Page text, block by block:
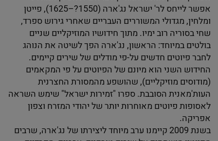
אפשר לייחס לר' ישראל נג'ארה (1550?–1625), פייטן
ומלחין, מגדולי המשוררים העבריים שאחרי גירוש ספרד,
שחי בסוריה רוב ימיו. מתוך חידושיו המוזיקליים שניים
בולטים במיוחד: הראשון, נג'ארה הפך לשיטה את הנוהג
לחבר פיוטים חדשים על-פי מודלים של שירים קיימים.
החידוש השני הוא מיונם של הפיוטים על פי המקאמים
(מודוסים מוזיקליים), שהושפע מהמסורת החצרנית
העות'מאנית הסובבת. ספרו "זמירות ישראל" שימש השראה
לאסופות פיוטים מאוחרות יותר של יהודי המזרח וצפון
אפריקה.
בשנת 2009 קיימנו ערב מיוחד ליצירתו של נג'ארה, שרבים